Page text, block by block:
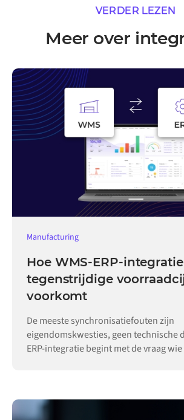
VERDER LEZEN
Meer over
Manufacturing
Hoe WMS-ERP-integratie
tegenstrijdige
voorkomt
De meeste synchronisatiefouten zijn
eigendomskwesties, geen technische
ERP-integratie begint met de vraag